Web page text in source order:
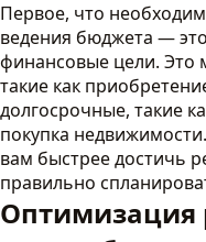
Первое, что
ведения бюджета —
финансовые цели. Это
такие как
долгосрочные, такие
покупка
вам быстрее достичь
правильно
Оптимизация